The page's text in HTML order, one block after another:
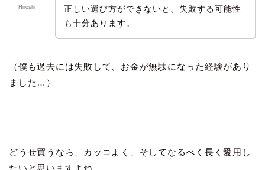
Hiroshi
正しい選び方ができないと、失敗する可能性
も十分あります。
（僕も過去には失敗して、お金が無駄になった経験があり
ました…）
どうせ買うなら、カッコよく、そしてなるべく長く愛用し
たいと思いますよね。